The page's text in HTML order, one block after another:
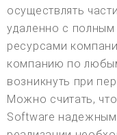
осуществлять
удаленно с
ресурсами
компанию по
возникнуть при
Можно считать,
Software